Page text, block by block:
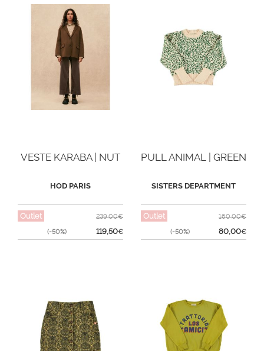
VESTE KARABA | NUT
HOD PARIS
Outlet
(-50%)
239,00€
119,50€
PULL ANIMAL | GREEN
SISTERS DEPARTMENT
Outlet
(-50%)
160,00€
80,00€